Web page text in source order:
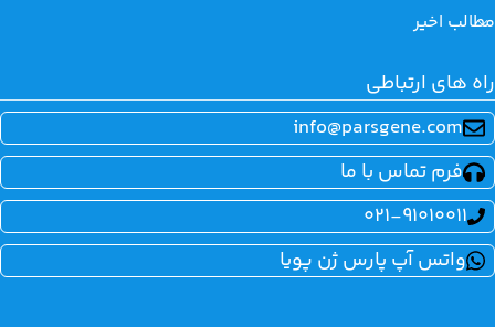
مطالب اخیر
راه های ارتباطی
info@parsgene.com
فرم تماس با ما
021-91010011
واتس آپ پارس ژن پویا